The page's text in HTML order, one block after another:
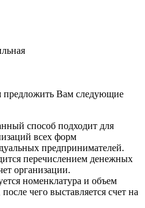
Вам следующие
способ подходит для
всех форм
предпринимателей.
перечислением денежных
организации.
номенклатура и объем
чего выставляется счет на